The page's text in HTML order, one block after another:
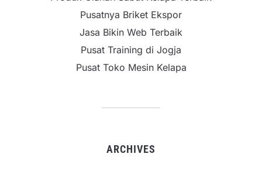
Pusatnya Briket Ekspor
Jasa Bikin Web Terbaik
Pusat Training di Jogja
Pusat Toko Mesin Kelapa
ARCHIVES